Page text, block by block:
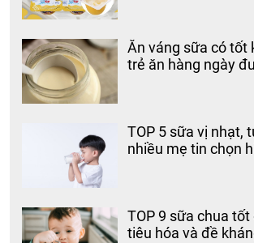
Ăn váng sữa có tốt
trẻ ăn hàng ngày
TOP 5 sữa vị nhạt,
nhiều mẹ tin chọn
TOP 9 sữa chua
tiêu hóa và đề